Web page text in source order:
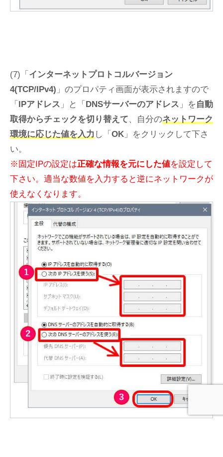
(7)「 インターネットプロトコルバージョン
4(TCP/IPv4) 」のプロパティ画面が表示されますので
「 IPアドレス 」と「 DNSサーバーのアドレス 」を自動
取得からチェックを切り替えて、自分のネットワーク
環境に応じた値を入力 し「 OK 」をクリックして下さ
い。
※固定IPの設定は正確な情報を元にした値を設定して
下さい。適当な数値を入力すると逆にネットワークが
使えなくなります。